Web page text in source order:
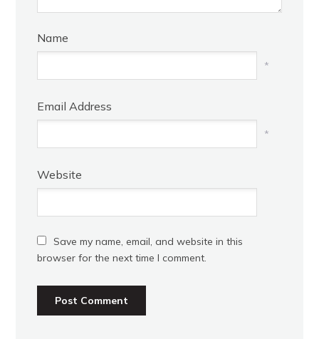
Name
*
Email Address
*
Website
Save my name, email, and website in this
browser for the next time I comment.